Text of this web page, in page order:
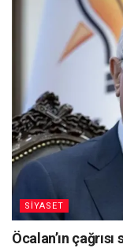
SİYASET
Öcalan’ın